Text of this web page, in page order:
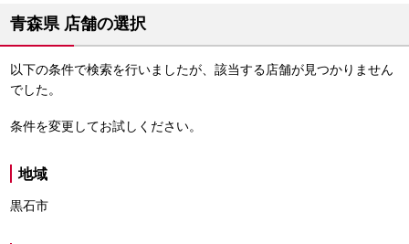
青森県 店舗の選択
以下の条件で検索を行いましたが、該当する店舗が見つかりません
でした。
条件を変更してお試しください。
地域
黒石市